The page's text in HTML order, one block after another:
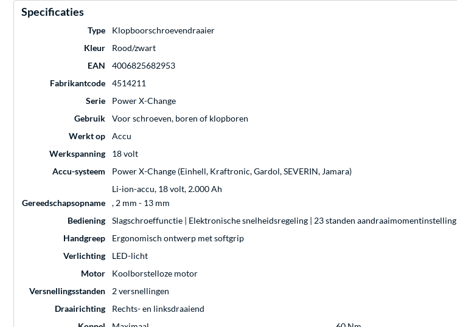
Specificaties
Type
Klopboorschroevendraaier
Kleur
Rood/zwart
EAN
4006825682953
Fabrikantcode
4514211
Serie
Power X-Change
Gebruik
Voor schroeven, boren of klopboren
Werkt op
Accu
Werkspanning
18 volt
Accu-systeem
Power X-Change (Einhell, Kraftronic, Gardol, SEVERIN, Jamara)
Li-ion-accu, 18 volt, 2.000 Ah
Gereedschapsopname
, 2 mm - 13 mm
Bediening
Slagschroeffunctie | Elektronische snelheidsregeling | 23 standen aandraaimomentinstelling
Handgreep
Ergonomisch ontwerp met softgrip
Verlichting
LED-licht
Motor
Koolborstelloze motor
Versnellingsstanden
2 versnellingen
Draairichting
Rechts- en linksdraaiend